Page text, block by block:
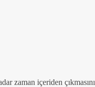
zaman içeriden çıkmasını